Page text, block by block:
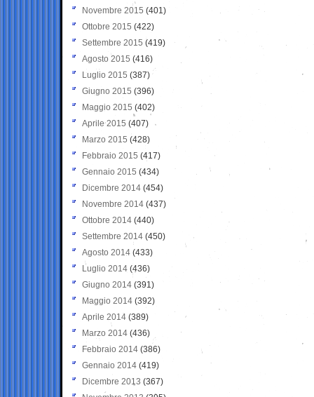
Novembre 2015 (401)
Ottobre 2015 (422)
Settembre 2015 (419)
Agosto 2015 (416)
Luglio 2015 (387)
Giugno 2015 (396)
Maggio 2015 (402)
Aprile 2015 (407)
Marzo 2015 (428)
Febbraio 2015 (417)
Gennaio 2015 (434)
Dicembre 2014 (454)
Novembre 2014 (437)
Ottobre 2014 (440)
Settembre 2014 (450)
Agosto 2014 (433)
Luglio 2014 (436)
Giugno 2014 (391)
Maggio 2014 (392)
Aprile 2014 (389)
Marzo 2014 (436)
Febbraio 2014 (386)
Gennaio 2014 (419)
Dicembre 2013 (367)